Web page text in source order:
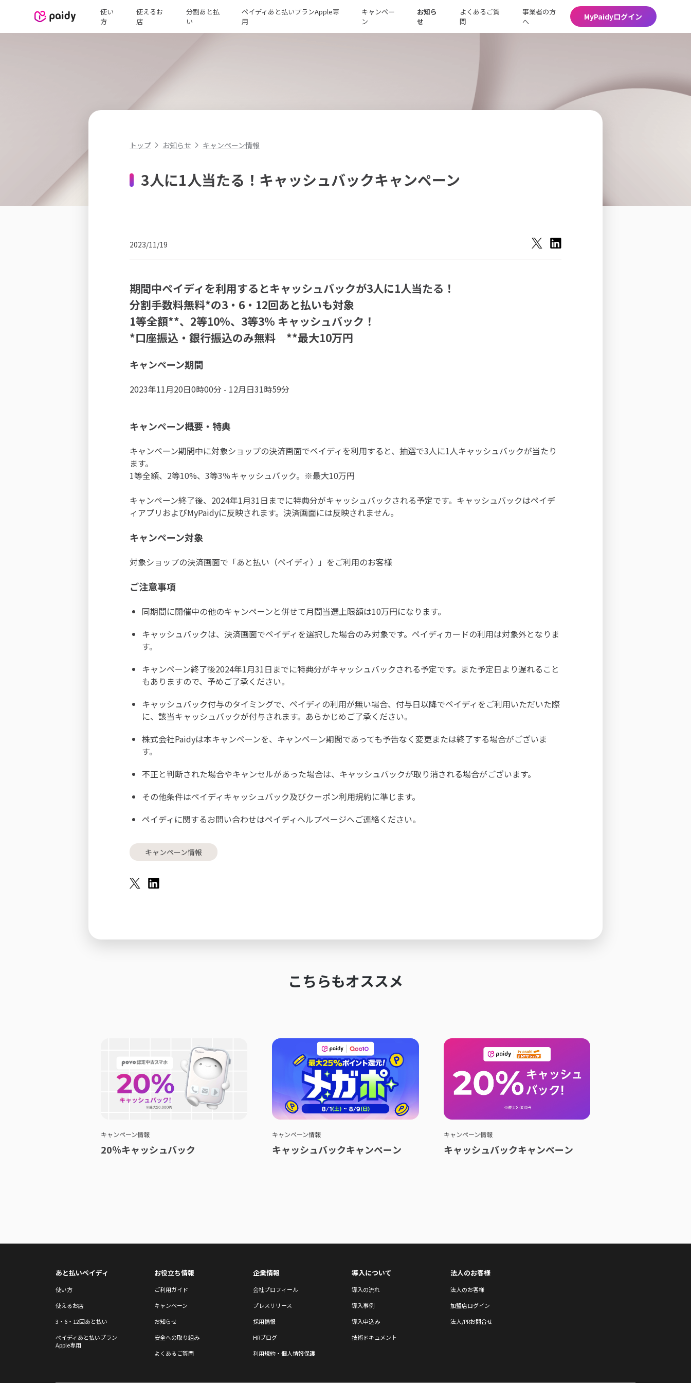
使い
方
使えるお
店
分割あと払
い
ペイディあと払いプランApple専
用
キャンペー
ン
お知ら
せ
よくあるご質
問
事業者の方
へ
MyPaidyログイン
トップ お知らせ キャンペーン情報
3人に1人当たる！キャッシュバックキャンペーン
2023/11/19
期間中ペイディを利用するとキャッシュバックが3人に1人当たる！
分割手数料無料*の3・6・12回あと払いも対象
1等全額**、2等10%、3等3% キャッシュバック！
*口座振込・銀行振込のみ無料 **最大10万円
キャンペーン期間
2023年11月20日0時00分 - 12月日31時59分
キャンペーン概要・特典
キャンペーン期間中に対象ショップの決済画面でペイディを利用すると、抽選で3人に1人キャッシュバックが当たり
ます。
1等全額、2等10%、3等3％キャッシュバック。※最大10万円
キャンペーン終了後、2024年1月31日までに特典分がキャッシュバックされる予定です。キャッシュバックはペイデ
ィアプリおよびMyPaidyに反映されます。決済画面には反映されません。
キャンペーン対象
対象ショップの決済画面で「あと払い（ペイディ）」をご利用のお客様
ご注意事項
同期間に開催中の他のキャンペーンと併せて月間当選上限額は10万円になります。
キャッシュバックは、決済画面でペイディを選択した場合のみ対象です。ペイディカードの利用は対象外となりま
す。
キャンペーン終了後2024年1月31日までに特典分がキャッシュバックされる予定です。また予定日より遅れること
もありますので、予めご了承ください。
キャッシュバック付与のタイミングで、ペイディの利用が無い場合、付与日以降でペイディをご利用いただいた際
に、該当キャッシュバックが付与されます。あらかじめご了承ください。
株式会社Paidyは本キャンペーンを、キャンペーン期間であっても予告なく変更または終了する場合がございま
す。
不正と判断された場合やキャンセルがあった場合は、キャッシュバックが取り消される場合がございます。
その他条件はペイディキャッシュバック及びクーポン利用規約に準じます。
ペイディに関するお問い合わせはペイディヘルプページへご連絡ください。
キャンペーン情報
こちらもオススメ
キャンペーン情報
20％キャッシュバック
キャンペーン情報
キャッシュバックキャンペーン
キャンペーン情報
キャッシュバックキャンペーン
あと払いペイディ
使い方
使えるお店
3・6・12回あと払い
ペイディあと払いプラン
Apple専用
お役立ち情報
ご利用ガイド
キャンペーン
お知らせ
安全への取り組み
よくあるご質問
企業情報
会社プロフィール
プレスリリース
採用情報
HRブログ
利用規約・個人情報保護
導入について
導入の流れ
導入事例
導入申込み
技術ドキュメント
法人のお客様
法人のお客様
加盟店ログイン
法人/PRお問合せ